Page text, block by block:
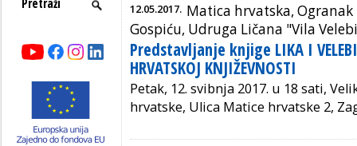
12.05.2017. Matica hrvatska,
Gospiću, Udruga Ličana "Vila
Predstavljanje knjige LIKA I
HRVATSKOJ KNJIŽEVNOSTI
Petak, 12. svibnja 2017. u 18 sati,
hrvatske, Ulica Matice hrvatske 2,